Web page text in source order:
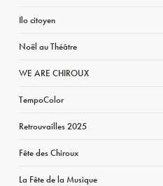
Ilo citoyen
Noël au Théâtre
WE ARE CHIROUX
TempoColor
Retrouvailles 2025
Fête des Chiroux
La Fête de la Musique